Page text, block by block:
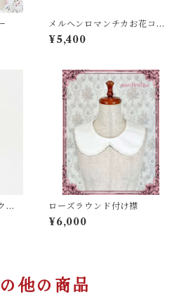
メルヘンロマンチカお花コサ
ージュ
¥5,400
リ
ローズラウンド付け襟
¥6,000
他の商品